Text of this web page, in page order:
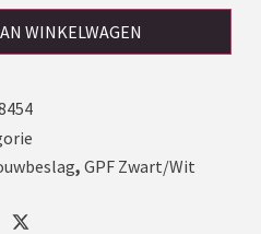
WINKELWAGEN
, GPF Zwart/Wit